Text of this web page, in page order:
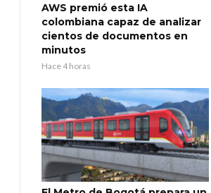
AWS premió esta IA
colombiana capaz de analizar
cientos de documentos en
minutos
Hace 4 horas